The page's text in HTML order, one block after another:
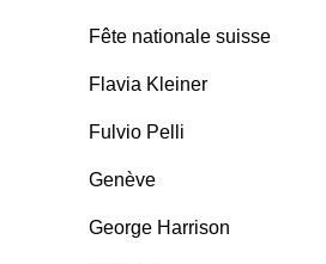
Fête nationale suisse
Flavia Kleiner
Fulvio Pelli
Genève
George Harrison